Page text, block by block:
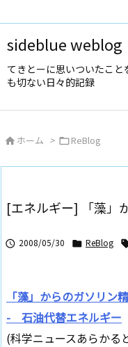
sideblue weblog
てきとーに思いついたこ
も切ない日々的記録
 ホーム > ReBlog
[エネルギー] 「藻」
 2008/05/30  ReBlog
「藻」からのガソリ
- 石油代替エネルギー
(科学ニュースあらかる